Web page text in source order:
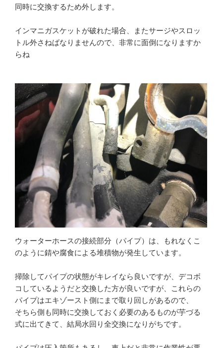
同時に交換するため外します。
インマニガスケットが破れた場合、またサージやスロッ
トル外さねばなりませんので、非常に面倒になりますか
らね
ウォーターホースの接続部分（パイプ）は、もれなくこ
のように錆や腐食による堆積物が発生しています。
掃除してパイプの状態がキレイなら良いですが、デコボ
コしているようだと交換した方が良いですが、これらの
パイプはエキゾースト側にまで取り回しがあるので、
そちら側も同時に交換しておく必要のあるものが芋づる
式に出てきて、結局水回り全交換になりがちです。